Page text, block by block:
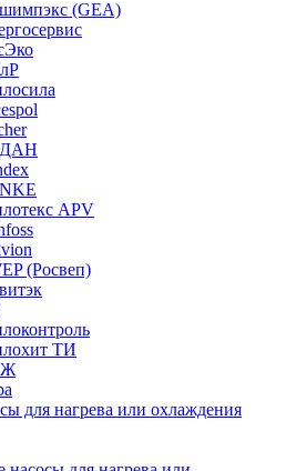
(GEA)
APV
(Росвеп)
ТИ
для нагрева или охлаждения